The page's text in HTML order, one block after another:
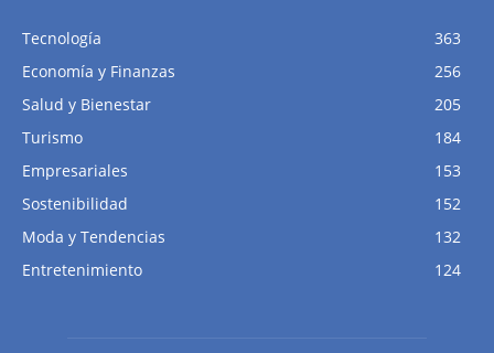
Tecnología
363
Economía y Finanzas
256
Salud y Bienestar
205
Turismo
184
Empresariales
153
Sostenibilidad
152
Moda y Tendencias
132
Entretenimiento
124